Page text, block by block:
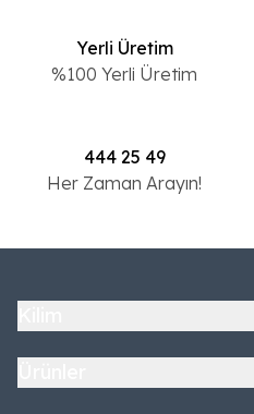
Yerli Üretim
%100 Yerli Üretim
444 25 49
Her Zaman Arayın!